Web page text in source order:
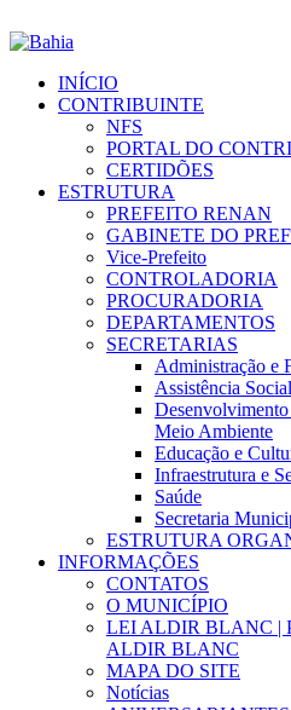
INÍCIO
CONTRIBUINTE
NFS
PORTAL DO
CERTIDÕES
ESTRUTURA
PREFEITO RENAN
GABINETE DO
Vice-Prefeito
CONTROLADORIA
PROCURADORIA
DEPARTAMENTOS
SECRETARIAS
Administração e
Assistência Social
Meio Ambiente
Educação e
Infraestrutura e
Saúde
Secretaria
ESTRUTURA
INFORMAÇÕES
CONTATOS
O MUNICÍPIO
LEI ALDIR BLANC |
ALDIR BLANC
MAPA DO SITE
Notícias